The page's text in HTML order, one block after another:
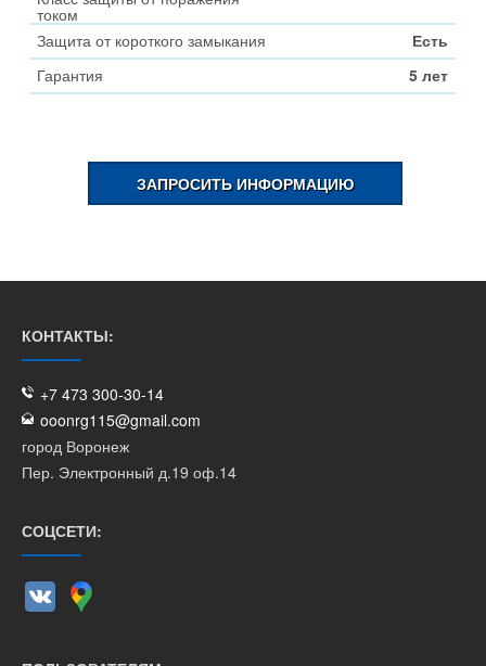
током
Защита от короткого замыкания
Есть
Гарантия
5 лет
ЗАПРОСИТЬ ИНФОРМАЦИЮ
КОНТАКТЫ:
+7 473 300-30-14
ooonrg115@gmail.com
город Воронеж
Пер. Электронный д.19 оф.14
СОЦСЕТИ: